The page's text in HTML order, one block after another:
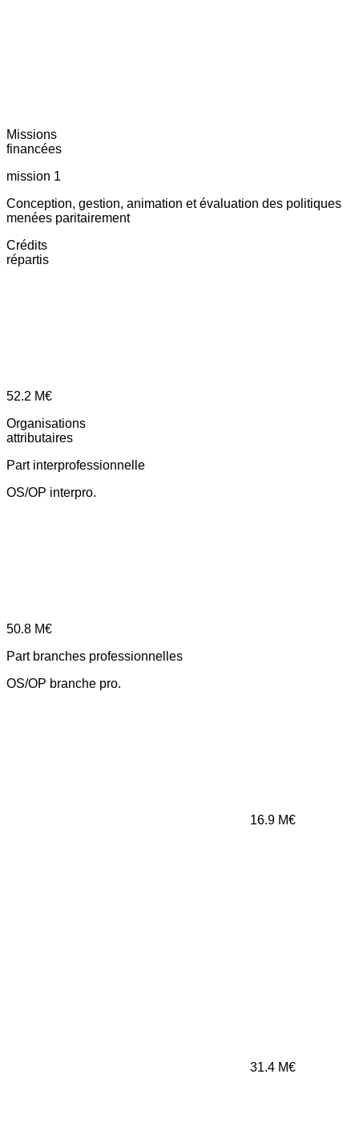
Missions
financées
mission 1
Conception, gestion, animation et évaluation des politiques
menées paritairement
Crédits
répartis
52.2 M€
Organisations
attributaires
Part interprofessionnelle
OS/OP interpro.
50.8 M€
Part branches professionnelles
OS/OP branche pro.
16.9 M€
31.4 M€